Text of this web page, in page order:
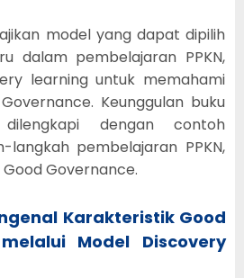
model yang dapat dipilih
dalam pembelajaran PPKN,
learning untuk memahami
Keunggulan buku
dengan contoh
langkah pembelajaran PPKN,
Governance.
Karakteristik Good
Model Discovery